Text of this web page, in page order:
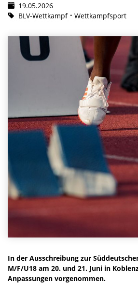
19.05.2026
BLV-Wettkampf
Wettkampfsport
In der Ausschreibung zur
M/F/U18 am 20. und 21. Juni in
Anpassungen vorgenommen.